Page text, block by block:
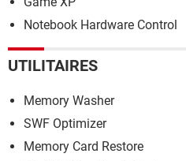
Notebook Hardware Control
UTILITAIRES
Memory Washer
SWF Optimizer
Memory Card Restore